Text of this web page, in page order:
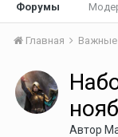
Форумы
Главная
Автор